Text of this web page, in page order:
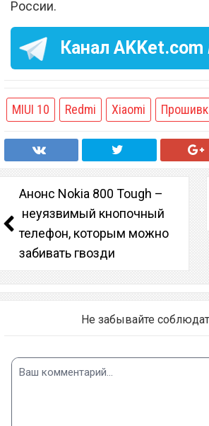
России.
Канал AKKet.com
MIUI 10 Redmi Xiaomi
Анонс Nokia 800 Tough –
неуязвимый кнопочный
телефон, которым можно
забивать гвозди
Не забывайте